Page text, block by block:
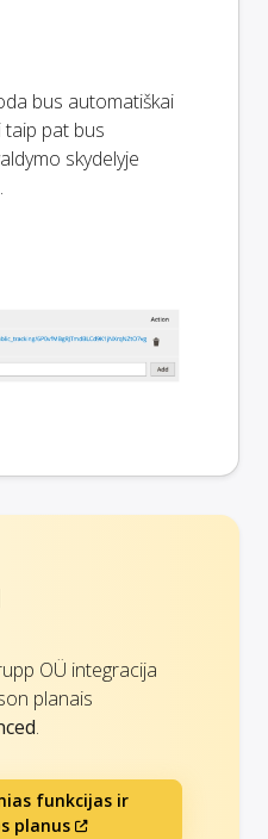
bus automatiškai
taip pat bus
skydelyje
OÜ integracija
planais
.
funkcijas ir
planus